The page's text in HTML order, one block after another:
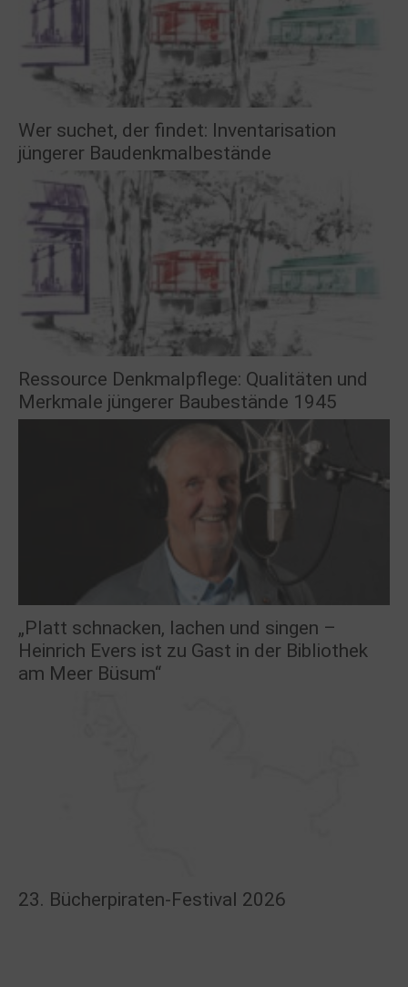
Wer suchet, der findet: Inventarisation
jüngerer Baudenkmalbestände
Ressource Denkmalpflege: Qualitäten und
Merkmale jüngerer Baubestände 1945
„Platt schnacken, lachen und singen –
Heinrich Evers ist zu Gast in der Bibliothek
am Meer Büsum“
23. Bücherpiraten-Festival 2026